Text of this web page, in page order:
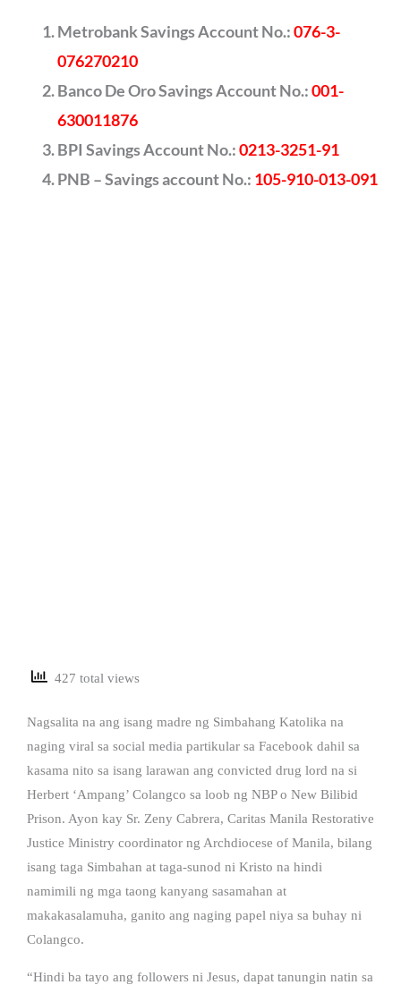
Metrobank Savings Account No.:076-3-
076270210
Banco De Oro Savings Account No.:001-
630011876
BPI Savings Account No.:0213-3251-91
PNB – Savings account No.: 105-910-013-091
427 total views
Nagsalita na ang isang madre ng Simbahang Katolika na
naging viral sa social media partikular sa Facebook dahil sa
kasama nito sa isang larawan ang convicted drug lord na si
Herbert ‘Ampang’ Colangco sa loob ng NBP o New Bilibid
Prison. Ayon kay Sr. Zeny Cabrera, Caritas Manila Restorative
Justice Ministry coordinator ng Archdiocese of Manila, bilang
isang taga Simbahan at taga-sunod ni Kristo na hindi
namimili ng mga taong kanyang sasamahan at
makakasalamuha, ganito ang naging papel niya sa buhay ni
Colangco.
“Hindi ba tayo ang followers ni Jesus, dapat tanungin natin sa